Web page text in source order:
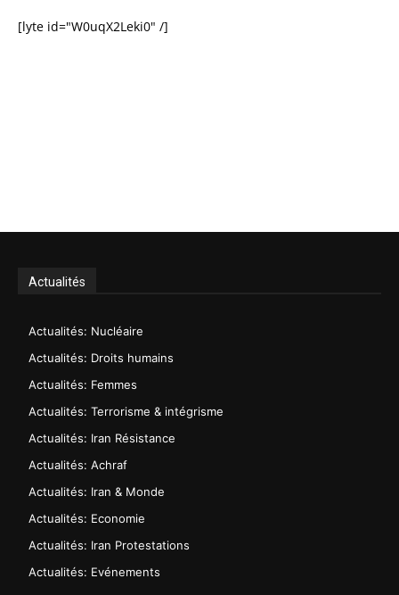
[lyte id="W0uqX2Leki0" /]
Actualités
Actualités: Nucléaire
Actualités: Droits humains
Actualités: Femmes
Actualités: Terrorisme & intégrisme
Actualités: Iran Résistance
Actualités: Achraf
Actualités: Iran & Monde
Actualités: Economie
Actualités: Iran Protestations
Actualités: Evénements